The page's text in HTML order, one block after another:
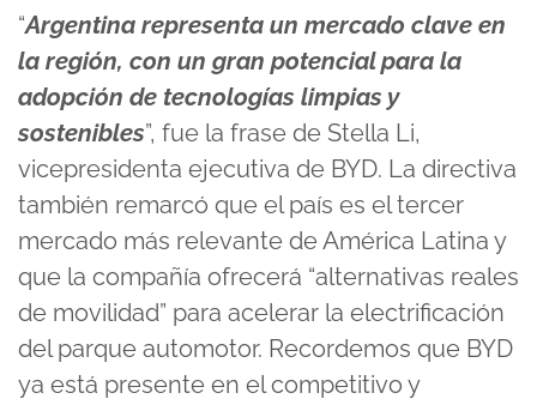
seconds
of
11
minutes,
49
seconds
“Argentina representa un mercado clave en
la región, con un gran potencial para la
adopción de tecnologías limpias y
sostenibles”, fue la frase de Stella Li,
vicepresidenta ejecutiva de BYD. La directiva
también remarcó que el país es el tercer
mercado más relevante de América Latina y
que la compañía ofrecerá “alternativas reales
de movilidad” para acelerar la electrificación
del parque automotor. Recordemos que BYD
ya está presente en el competitivo y